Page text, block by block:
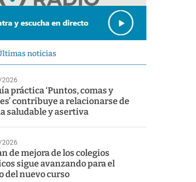
noticias
práctica ‘Puntos, comas y
contribuye a relacionarse de
saludable y asertiva
de mejora de los colegios
sigue avanzando para el
del nuevo curso